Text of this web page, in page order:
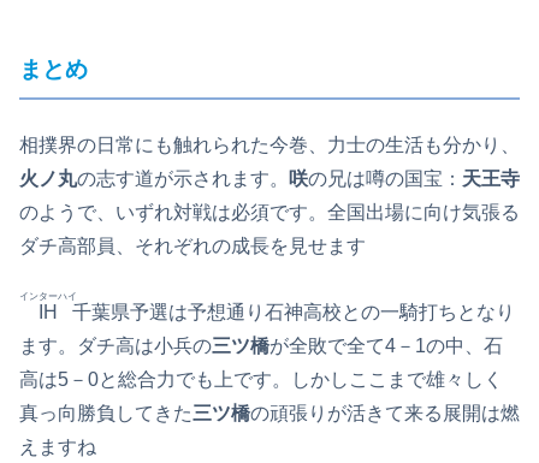
まとめ
相撲界の日常にも触れられた今巻、力士の生活も分かり、
火ノ丸の志す道が示されます。 咲の兄は噂の国宝： 天王寺
のようで、いずれ対戦は必須です。全国出場に向け気張る
ダチ高部員、それぞれの成長を見せます
IH
インターハイ
千葉県予選は予想通り石神高校との一騎打ちとなり
ます。ダチ高は小兵の三ツ橋が全敗で全て4－1の中、石
高は5－0と総合力でも上です。しかしここまで雄々しく
真っ向勝負してきた三ツ橋の頑張りが活きて来る展開は燃
えますね